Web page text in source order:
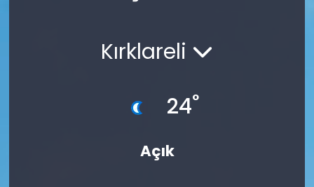
Kırklareli
24°
Açık